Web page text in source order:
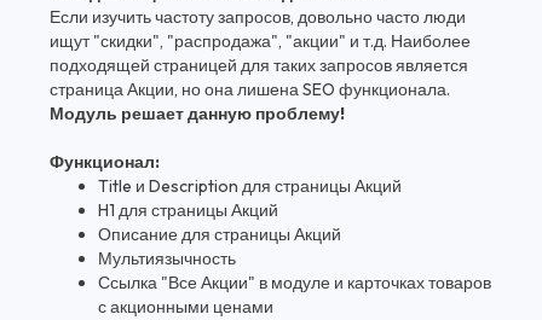
Если изучить частоту запросов, довольно часто люди
ищут "скидки", "распродажа", "акции" и т.д. Наиболее
подходящей страницей для таких запросов является
страница Акции, но она лишена SEO функционала.
Модуль решает данную проблему!
Функционал:
Title и Description для страницы Акций
H1 для страницы Акций
Описание для страницы Акций
Мультиязычность
Ссылка "Все Акции" в модуле и карточках товаров
с акционными ценами